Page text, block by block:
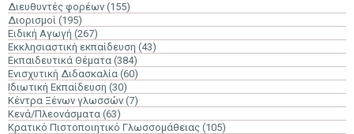
Διευθυντές φορέων (155)
Διορισμοί (195)
Ειδική Αγωγή (267)
Εκκλησιαστική εκπαίδευση (43)
Εκπαιδευτικά Θέματα (384)
Ενισχυτική Διδασκαλία (60)
Ιδιωτική Εκπαίδευση (30)
Κέντρα Ξένων γλωσσών (7)
Κενά/Πλεονάσματα (63)
Κρατικό Πιστοποιητικό Γλωσσομάθειας (105)